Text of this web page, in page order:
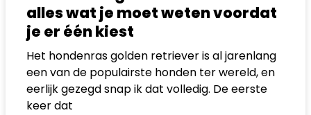
alles wat je moet weten voordat
je er één kiest
Het hondenras golden retriever is al jarenlang
een van de populairste honden ter wereld, en
eerlijk gezegd snap ik dat volledig. De eerste
keer dat